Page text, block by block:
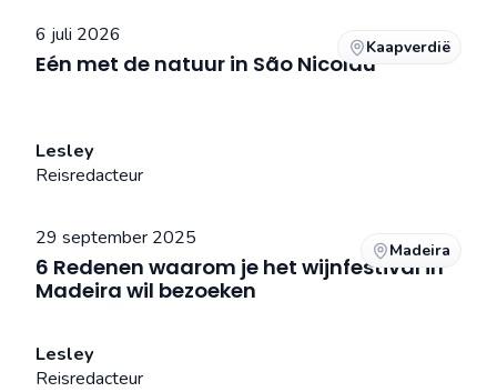
Kaapverdië
6 juli 2026
Eén met de natuur in São Nicolau
Lesley
Reisredacteur
Madeira
29 september 2025
6 Redenen waarom je het wijnfestival in
Madeira wil bezoeken
Lesley
Reisredacteur